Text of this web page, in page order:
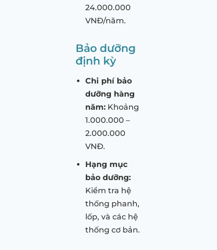
24.000.000
VNĐ/năm.
Bảo dưỡng
định kỳ
Chi phí bảo
dưỡng hàng
năm: Khoảng
1.000.000 –
2.000.000
VNĐ.
Hạng mục
bảo dưỡng:
Kiểm tra hệ
thống phanh,
lốp, và các hệ
thống cơ bản.